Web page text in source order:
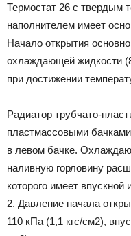
Термостат 26 с твердым
наполнителем имеет
Начало открытия
охлаждающей жидкости
при достижении
Радиатор трубчато-
пластмассовыми
в левом бачке.
наливную горловину
которого имеет
2. Давление начала
110 кПа (1,1 кгс/см2),